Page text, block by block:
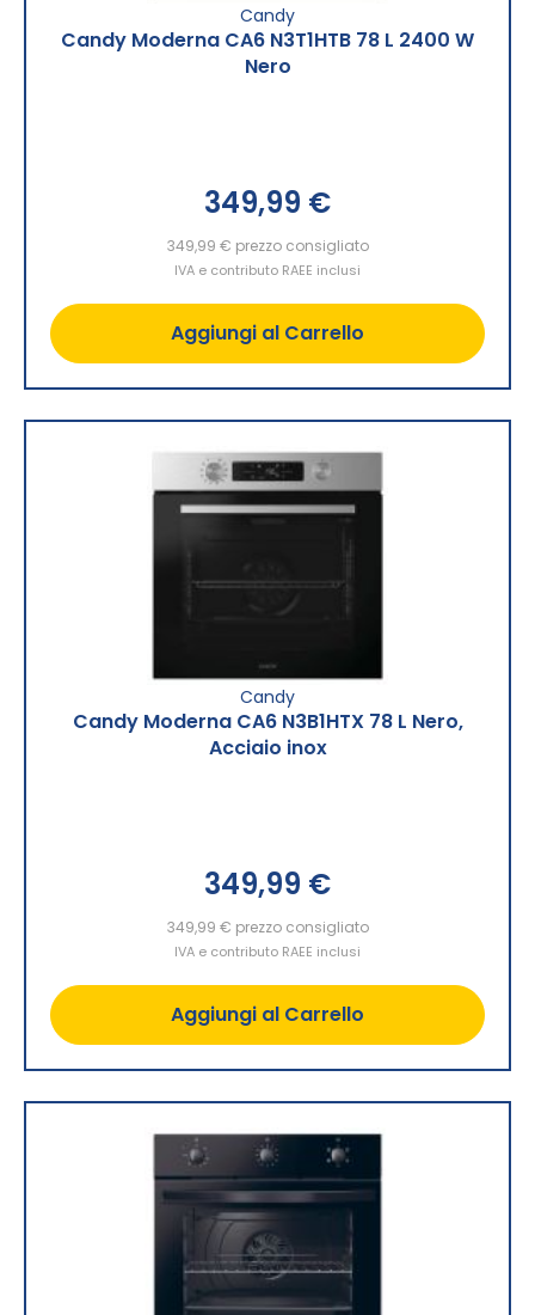
Candy
Candy Moderna CA6 N3T1HTB 78 L 2400 W
Nero
349,99 €
349,99 € prezzo consigliato
IVA e contributo RAEE inclusi
Aggiungi al Carrello
Candy
Candy Moderna CA6 N3B1HTX 78 L Nero,
Acciaio inox
349,99 €
349,99 € prezzo consigliato
IVA e contributo RAEE inclusi
Aggiungi al Carrello